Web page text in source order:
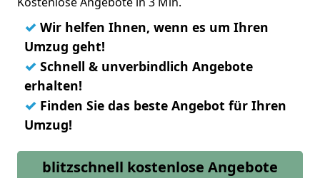
✓ Wir helfen Ihnen, wenn es um Ihren
Umzug geht!
✓ Schnell & unverbindlich Angebote
erhalten!
✓ Finden Sie das beste Angebot für Ihren
Umzug!
blitzschnell kostenlose Angebote